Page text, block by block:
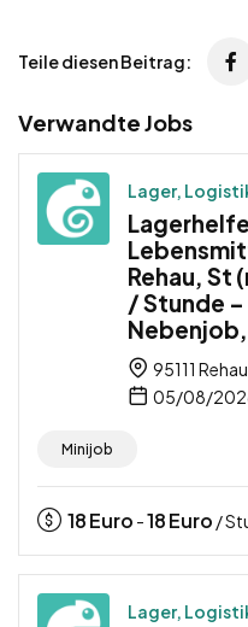
Teile diesen Beitrag:
Verwandte Jobs
Lager,
Rehau, St
/ Stunde
95111
05/08/
Minijob
18Euro -18Euro /
Lager,